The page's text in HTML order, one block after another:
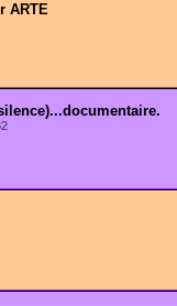
ARTE